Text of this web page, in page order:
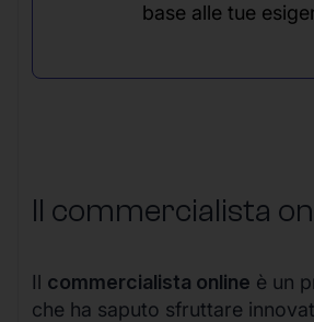
base alle tue
Il commercialista
Il commercialista online è un
che ha saputo sfruttare